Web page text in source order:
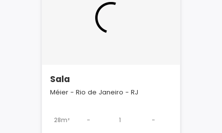
Sala
Méier - Rio de Janeiro - RJ
28m² - 1 -